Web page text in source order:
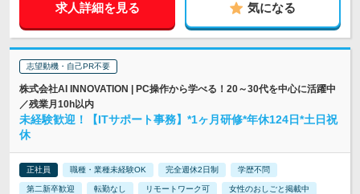
求人詳細を見る 気になる
志望動機・自己PR不要
株式会社AI INNOVATION | PC操作から学べる！20～30代を中心に活躍中
／残業月10h以内
未経験歓迎！【ITサポート事務】*1ヶ月研修*年休124日*土日祝
休
正社員 職種・業種未経験OK 完全週休2日制 学歴不問
第二新卒歓迎 転勤なし リモートワーク可 女性のおしごと掲載中